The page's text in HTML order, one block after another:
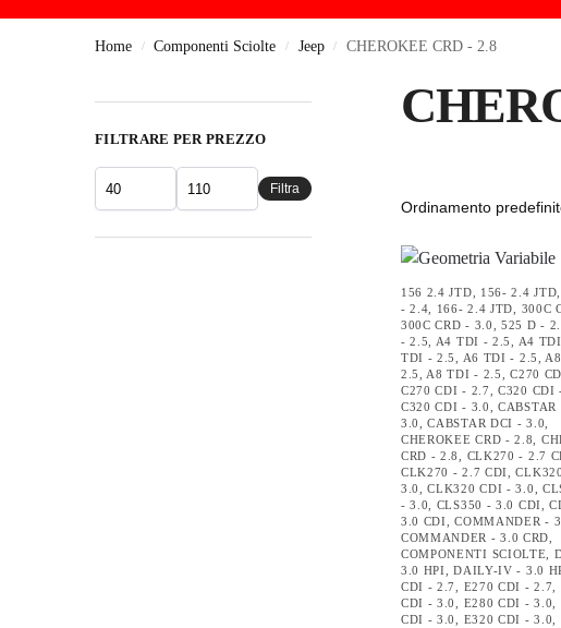
Home / Componenti Sciolte / Jeep / CHEROKEE CRD - 2.8
156 2.4 JTD 156- 2.4 JTD
- 2.4
166- 2.4 JTD 300C
300C CRD - 3.0
,525 D -
- 2.5
A4 TDI - 2.5 A4
TDI - 2.5
A6 TDI - 2.5
2.5
A8 TDI - 2.5 ,C270
C270 CDI - 2.7
,C320 CDI
C320 CDI - 3.0
,CABSTAR
3.0
,CABSTAR DCI - 3.0
CHEROKEE CRD - 2.8
CRD - 2.8
CLK270 - 2.7
CLK270 - 2.7 CDI
,
3.0
,CLK320 CDI - 3.0
- 3.0
CLS350 - 3.0 CDI ,
3.0 CDI
,COMMANDER -
COMMANDER - 3.0 CRD
COMPONENTI SCIOLTE
3.0 HPI
,DAILY-IV - 3.0
CDI - 2.7
E270 CDI - 2.7
CDI - 3.0
E280 CDI - 3.0
CDI - 3.0
E320 CDI - 3.0
FILTRARE PER PREZZO
Filtra